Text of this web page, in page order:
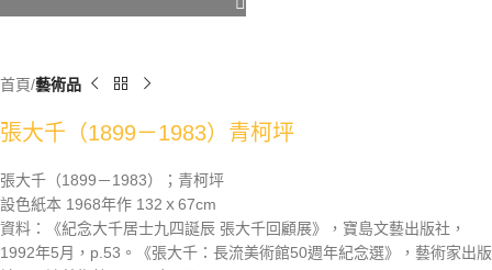
首頁 藝術品
張大千（1899－1983）青柯坪
張大千（1899－1983）；青柯坪
設色紙本 1968年作 132ｘ67cm
資料：《紀念大千居士九四誕辰 張大千回顧展》，寶島文藝出版社，
1992年5月，p.53。《張大千：長流美術館50週年紀念選》，藝術家出版